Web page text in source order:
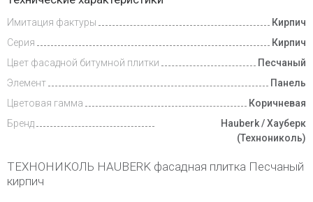
Видеообзоры
Доставка
Имитация фактуры
Кирпич
Серия
Кирпич
Цвет фасадной битумной плитки
Песчаный
Элемент
Панель
Цветовая гамма
Коричневая
Бренд
Hauberk / Хауберк
(Технониколь)
ТЕХНОНИКОЛЬ HAUBERK фасадная плитка Песчаный
кирпич